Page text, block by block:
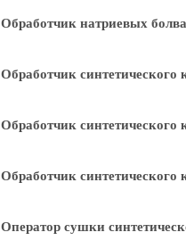
Обработчик натриевых
Обработчик синтетического
Обработчик синтетического
Обработчик синтетического
Оператор сушки